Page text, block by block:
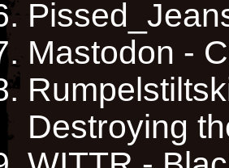
Mastodon -
Destroying